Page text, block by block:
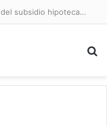
Diputado Sabat celebra ampliación del subsidio hipotecario con viviendas de hasta 6.000 UF